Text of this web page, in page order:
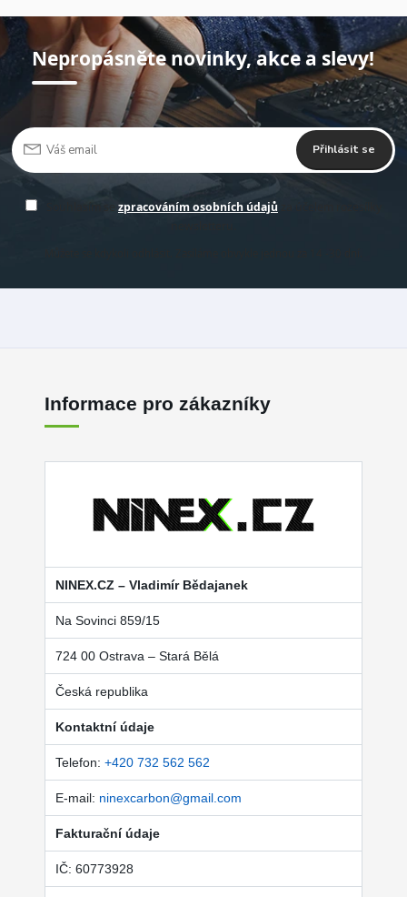
Nepropásněte novinky, akce a slevy!
Přihlásit se
zpracováním osobních údajů
Informace pro zákazníky
NINEX.CZ – Vladimír Bědajanek
Na Sovinci 859/15
724 00 Ostrava – Stará Bělá
Česká republika
Kontaktní údaje
Telefon: +420 732 562 562
E-mail: ninexcarbon@gmail.com
Fakturační údaje
IČ: 60773928